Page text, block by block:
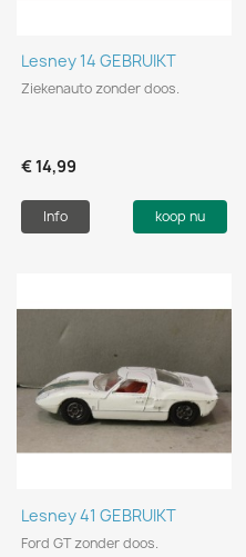
Lesney 14 GEBRUIKT
Ziekenauto zonder doos.
€ 14,99
Info koop nu
Lesney 41 GEBRUIKT
Ford GT zonder doos.